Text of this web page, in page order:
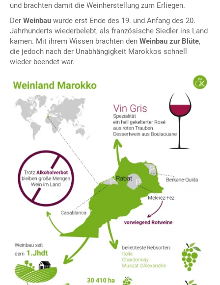
und brachten damit die Weinherstellung zum Erliegen.
Der Weinbau wurde erst Ende des 19. und Anfang des 20.
Jahrhunderts wiederbelebt, als französische Siedler ins Land
kamen. Mit ihrem Wissen brachten den Weinbau zur Blüte,
die jedoch nach der Unabhängigkeit Marokkos schnell
wieder beendet war.